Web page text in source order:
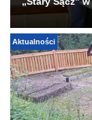
„Stary Sącz”
Aktualności